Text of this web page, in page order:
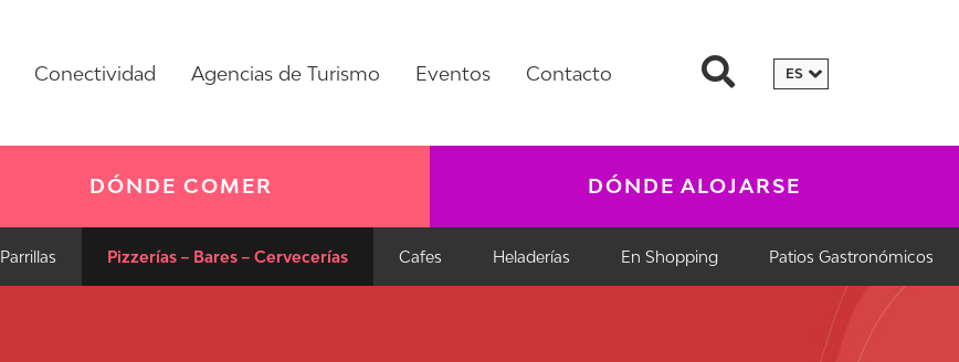
Conectividad Agencias de Turismo Eventos Contacto
DÓNDE COMER
Parrillas Pizzerías – Bares – Cervecerías Cafes Heladerías En Shopping Patios Gastronómicos
DÓNDE ALOJARSE